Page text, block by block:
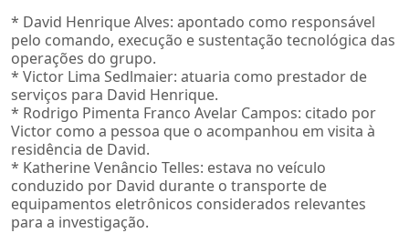
* David Henrique Alves: apontado como responsável
pelo comando, execução e sustentação tecnológica das
operações do grupo.
* Victor Lima Sedlmaier: atuaria como prestador de
serviços para David Henrique.
* Rodrigo Pimenta Franco Avelar Campos: citado por
Victor como a pessoa que o acompanhou em visita à
residência de David.
* Katherine Venâncio Telles: estava no veículo
conduzido por David durante o transporte de
equipamentos eletrônicos considerados relevantes
para a investigação.